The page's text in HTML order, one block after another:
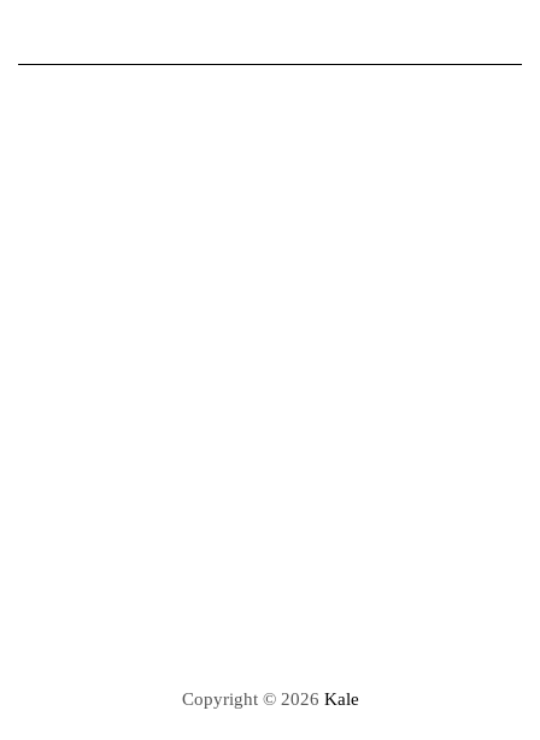
Copyright © 2026 Kale